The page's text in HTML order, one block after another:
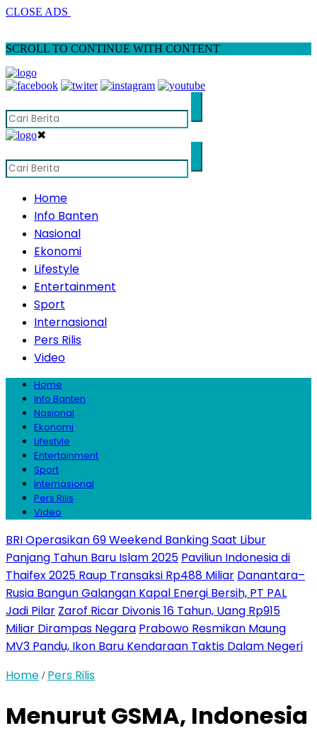
CLOSE ADS
SCROLL TO CONTINUE WITH CONTENT
✖
Home
Info Banten
Nasional
Ekonomi
Lifestyle
Entertainment
Sport
Internasional
Pers Rilis
Video
Home
Info Banten
Nasional
Ekonomi
Lifestyle
Entertainment
Sport
Internasional
Pers Rilis
Video
BRI Operasikan 69 Weekend Banking Saat Libur
Panjang Tahun Baru Islam 2025 Paviliun Indonesia di
Thaifex 2025 Raup Transaksi Rp488 Miliar Danantara–
Rusia Bangun Galangan Kapal Energi Bersih, PT PAL
Jadi Pilar Zarof Ricar Divonis 16 Tahun, Uang Rp915
Miliar Dirampas Negara Prabowo Resmikan Maung
MV3 Pandu, Ikon Baru Kendaraan Taktis Dalam Negeri
Home / Pers Rilis
Menurut GSMA, Indonesia